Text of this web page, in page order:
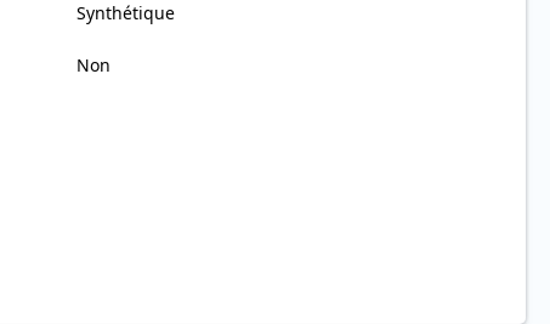
Synthétique
Non